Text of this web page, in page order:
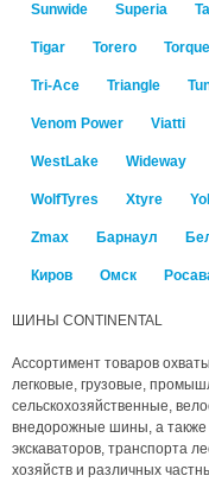
Sunwide Superia
Tigar Torero Torque
Tri-Ace Triangle
Venom Power Viatti
WestLake Wideway
WolfTyres Xtyre
Zmax Барнаул
Киров Омск
ШИНЫ CONTINENTAL
Ассортимент товаров
легковые, грузовые,
сельскохозяйственные,
внедорожные шины, а
экскаваторов, транспорта
хозяйств и различных